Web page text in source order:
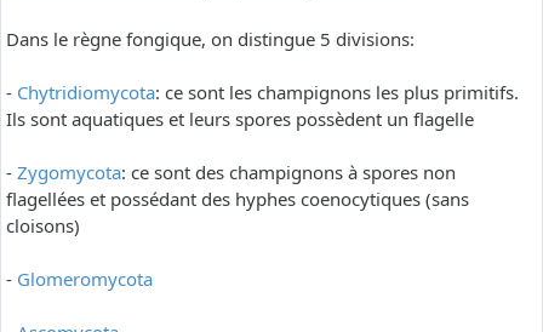
Dans le règne fongique, on distingue 5 divisions:
- Chytridiomycota: ce sont les champignons les plus primitifs.
Ils sont aquatiques et leurs spores possèdent un flagelle
- Zygomycota: ce sont des champignons à spores non
flagellées et possédant des hyphes coenocytiques (sans
cloisons)
- Glomeromycota